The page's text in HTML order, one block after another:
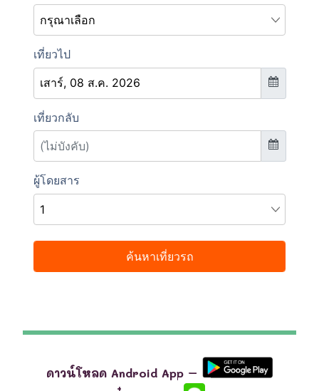
ดาวน์โหลด Android App –